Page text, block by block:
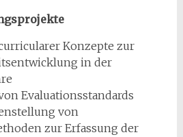
Konzepte zur
in der
Evaluationsstandards
von
zur Erfassung der